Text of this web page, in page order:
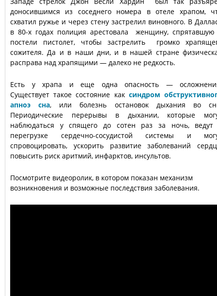
доносившимся из соседнего номера в отеле храпом,
схватил ружье и через стену застрелил виновного. В
в 80-х годах полиция арестовала женщину,
постели пистолет, чтобы застрелить громко
сожителя. Да и в наши дни, и в нашей стране
расправа над храпящими — далеко не редкость.
Есть у храпа и еще одна опасность —
Существует такое состояние как синдром
апноэ сна, или болезнь остановок дыхания во
Периодические перерывы в дыхании, которые
наблюдаться у спящего до сотен раз за ночь, ведут
перегрузке сердечно-сосудистой системы и
спровоцировать, ускорить развитие заболеваний
повысить риск аритмий, инфарктов, инсультов.
Посмотрите видеоролик, в котором показан механизм
возникновения и возможные последствия заболевания.